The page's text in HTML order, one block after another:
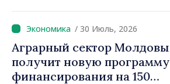
и обрабатываться
автоматически/ 30 Июль, 2026
Аграрный сектор Молдовы
получит новую программу
финансирования на 150